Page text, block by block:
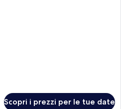
Scopri i prezzi per le tue date